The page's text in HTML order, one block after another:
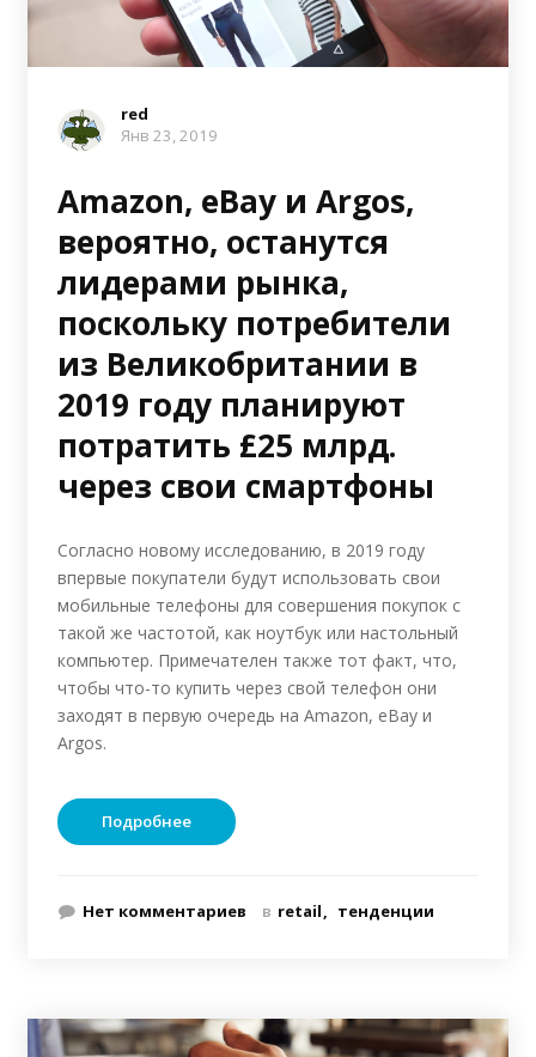
red
Янв 23, 2019
Amazon, eBay и Argos,
вероятно, останутся
лидерами рынка,
поскольку потребители
из Великобритании в
2019 году планируют
потратить £25 млрд.
через свои смартфоны
Согласно новому исследованию, в 2019 году
впервые покупатели будут использовать свои
мобильные телефоны для совершения покупок с
такой же частотой, как ноутбук или настольный
компьютер. Примечателен также тот факт, что,
чтобы что-то купить через свой телефон они
заходят в первую очередь на Amazon, eBay и
Argos.
Подробнее
Нет комментариев в retail тенденции